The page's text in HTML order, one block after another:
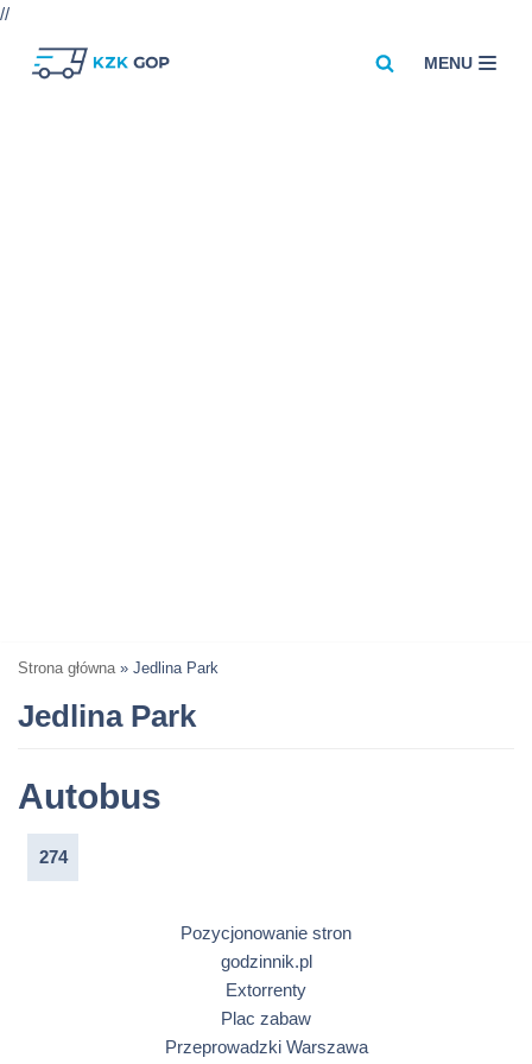
//
MENU
Strona główna » Jedlina Park
Jedlina Park
Autobus
274
Pozycjonowanie stron
godzinnik.pl
Extorrenty
Plac zabaw
Przeprowadzki Warszawa